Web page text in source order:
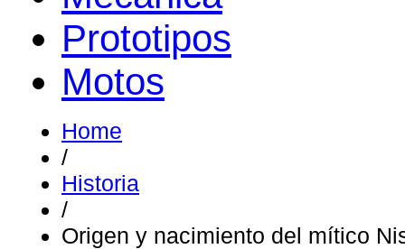
Prototipos
Motos
Home
/
Historia
/
Origen y nacimiento del mítico